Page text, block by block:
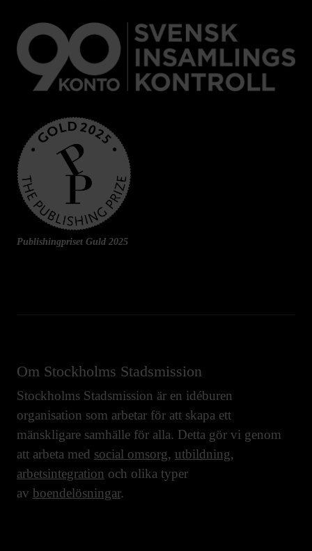
Publishingpriset Guld 2025
Om Stockholms Stadsmission
Stockholms Stadsmission är en idéburen
organisation som arbetar för att skapa ett
mänskligare samhälle för alla. Detta gör vi genom
att arbeta med social omsorg, utbildning,
arbetsintegration och olika typer
av boendelösningar.